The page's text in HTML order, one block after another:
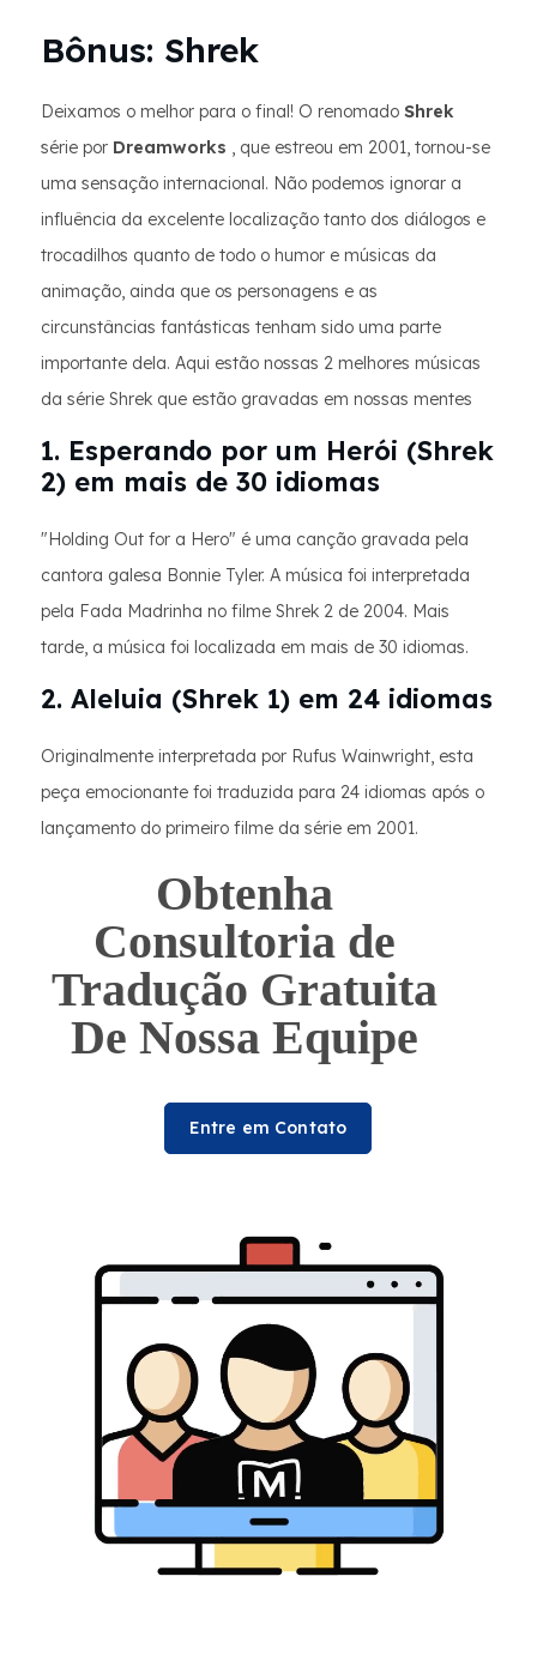
Bônus: Shrek
Deixamos o melhor para o final! O renomado Shrek
série por Dreamworks , que estreou em 2001, tornou-se
uma sensação internacional. Não podemos ignorar a
influência da excelente localização tanto dos diálogos e
trocadilhos quanto de todo o humor e músicas da
animação, ainda que os personagens e as
circunstâncias fantásticas tenham sido uma parte
importante dela. Aqui estão nossas 2 melhores músicas
da série Shrek que estão gravadas em nossas mentes
1. Esperando por um Herói (Shrek
2) em mais de 30 idiomas
"Holding Out for a Hero" é uma canção gravada pela
cantora galesa Bonnie Tyler. A música foi interpretada
pela Fada Madrinha no filme Shrek 2 de 2004. Mais
tarde, a música foi localizada em mais de 30 idiomas.
2. Aleluia (Shrek 1) em 24 idiomas
Originalmente interpretada por Rufus Wainwright, esta
peça emocionante foi traduzida para 24 idiomas após o
lançamento do primeiro filme da série em 2001.
Obtenha
Consultoria de
Tradução Gratuita
De Nossa Equipe
Entre em Contato